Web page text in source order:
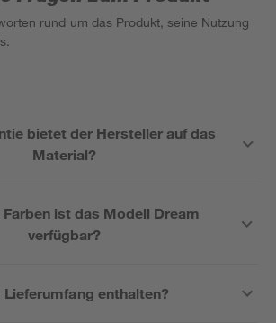
rund um das Produkt, seine Nutzung
bietet der Hersteller auf das
Material?
Farben ist das Modell Dream
verfügbar?
enthalten?